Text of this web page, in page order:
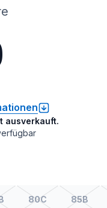
ausverkauft.
80C 85B